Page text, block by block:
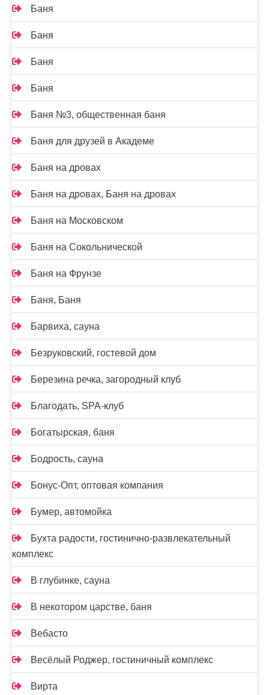
Баня
Баня
Баня
Баня
Баня №3, общественная баня
Баня для друзей в Академе
Баня на дровах
Баня на дровах, Баня на дровах
Баня на Московском
Баня на Сокольнической
Баня на Фрунзе
Баня, Баня
Барвиха, сауна
Безруковский, гостевой дом
Березина речка, загородный клуб
Благодать, SPA-клуб
Богатырская, баня
Бодрость, сауна
Бонус-Опт, оптовая компания
Бумер, автомойка
Бухта радости, гостинично-развлекательный
комплекс
В глубинке, сауна
В некотором царстве, баня
Вебасто
Весёлый Роджер, гостиничный комплекс
Вирта